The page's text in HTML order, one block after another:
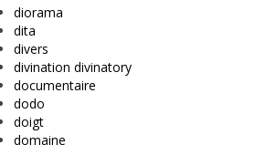
diorama
dita
divers
divination divinatory
documentaire
dodo
doigt
domaine